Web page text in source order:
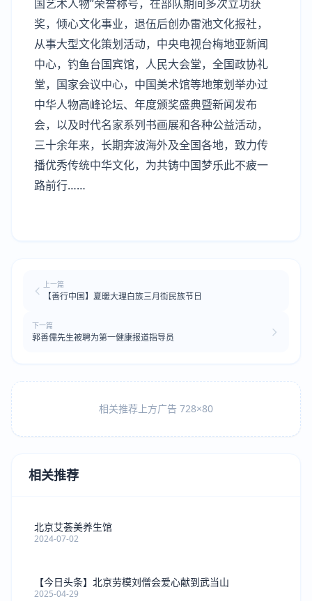
国艺术人物”荣誉称号，在部队期间多次立功获
奖，倾心文化事业，退伍后创办雷池文化报社，
从事大型文化策划活动，中央电视台梅地亚新闻
中心，钓鱼台国宾馆，人民大会堂，全国政协礼
堂，国家会议中心，中国美术馆等地策划举办过
中华人物高峰论坛、年度颁奖盛典暨新闻发布
会，以及时代名家系列书画展和各种公益活动，
三十余年来，长期奔波海外及全国各地，致力传
播优秀传统中华文化，为共铸中国梦乐此不疲一
路前行……
上一篇
【善行中国】夏暖大理白族三月街民族节日
下一篇
郭善儒先生被聘为第一健康报道指导员
相关推荐上方广告 728×80
相关推荐
北京艾荟美养生馆
2024-07-02
【今日头条】北京劳模刘僧会爱心献到武当山
2025-04-29